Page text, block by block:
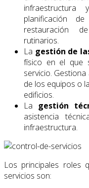
planificación
restauración
rutinarios.
La gestión de
físico en el que
servicio.
de los equipos o
edificios.
La gestión
asistencia
infraestructura.
Los principales roles
servicios son: